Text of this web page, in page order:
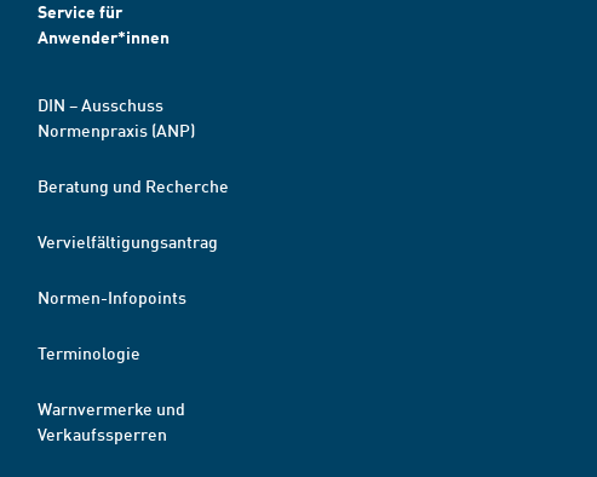
Service für
Anwender*innen
DIN – Ausschuss
Normenpraxis (ANP)
Beratung und Recherche
Vervielfältigungsantrag
Normen-Infopoints
Terminologie
Warnvermerke und
Verkaufssperren